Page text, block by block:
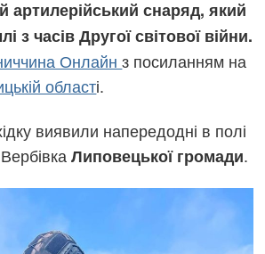
артилерійський снаряд, який
з часів Другої світової війни.
Онлайнз посиланням на
області.
виявили напередодні в полі
Липовецької громади.